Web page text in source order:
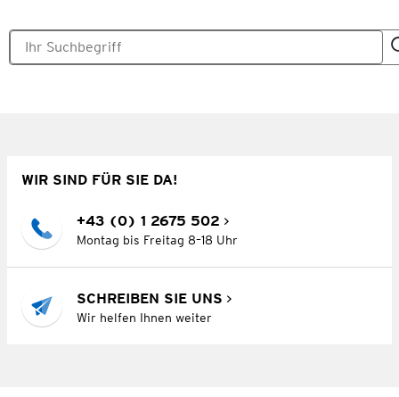
WIR SIND FÜR SIE DA!
+43 (0) 1 2675 502
Montag bis Freitag 8–18 Uhr
SCHREIBEN SIE UNS
Wir helfen Ihnen weiter